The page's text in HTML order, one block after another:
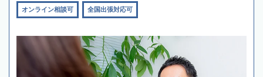
オンライン相談可 全国出張対応可